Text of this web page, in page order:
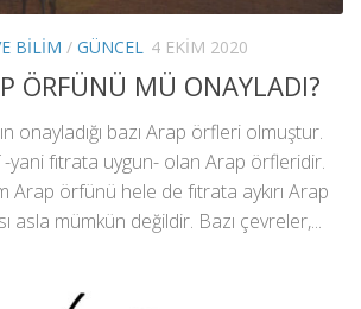
BILIM / GÜNCEL 4 EKIM 2020
ÖRFÜNÜ MÜ ONAYLADI?
onayladığı bazı Arap örfleri olmuştur.
yani fıtrata uygun- olan Arap örfleridir.
Arap örfünü hele de fıtrata aykırı Arap
asla mümkün değildir. Bazı çevreler,...